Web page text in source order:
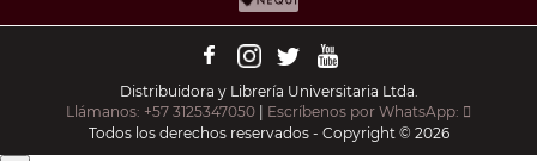
Distribuidora y Librería Universitaria Ltda.
Llámanos: +57 3125347050 | Escríbenos por WhatsApp:
Todos los derechos reservados - Copyright © 2026